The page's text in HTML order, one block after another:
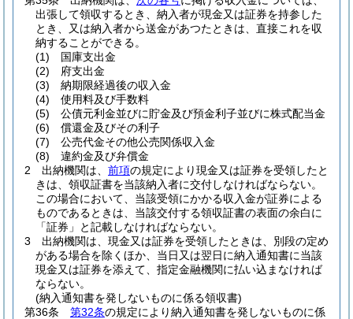
出張して領収するとき、納入者が現金又は証券を持参した
とき、又は納入者から送金があつたときは、直接これを収
納することができる。
(1)
国庫支出金
(2)
府支出金
(3)
納期限経過後の収入金
(4)
使用料及び手数料
(5)
公債元利金並びに貯金及び預金利子並びに株式配当金
(6)
償還金及びその利子
(7)
公売代金その他公売関係収入金
(8)
違約金及び弁償金
2
出納機関は、 前項の規定により現金又は証券を受領したと
きは、領収証書を当該納入者に交付しなければならない。
この場合において、当該受領にかかる収入金が証券による
ものであるときは、当該交付する領収証書の表面の余白に
「証券」と記載しなければならない。
3
出納機関は、現金又は証券を受領したときは、別段の定め
がある場合を除くほか、当日又は翌日に納入通知書に当該
現金又は証券を添えて、指定金融機関に払い込まなければ
ならない。
(納入通知書を発しないものに係る領収書)
第36条
第32条の規定により納入通知書を発しないものに係